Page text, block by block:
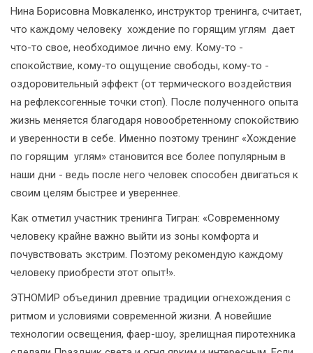
Нина Борисовна Мовкаленко, инструктор тренинга, считает,
что каждому человеку хождение по горящим углям дает
что-то свое, необходимое лично ему. Кому-то -
спокойствие, кому-то ощущение свободы, кому-то -
оздоровительный эффект (от термического воздействия
на рефлексогенные точки стоп). После полученного опыта
жизнь меняется благодаря новообретенному спокойствию
и уверенности в себе. Именно поэтому тренинг «Хождение
по горящим углям» становится все более популярным в
наши дни - ведь после него человек способен двигаться к
своим целям быстрее и увереннее.
Как отметил участник тренинга Тигран: «Современному
человеку крайне важно выйти из зоны комфорта и
почувствовать экстрим. Поэтому рекомендую каждому
человеку приобрести этот опыт!».
ЭТНОМИР объединил древние традиции огнехождения с
ритмом и условиями современной жизни. А новейшие
технологии освещения, фаер-шоу, зрелищная пиротехника